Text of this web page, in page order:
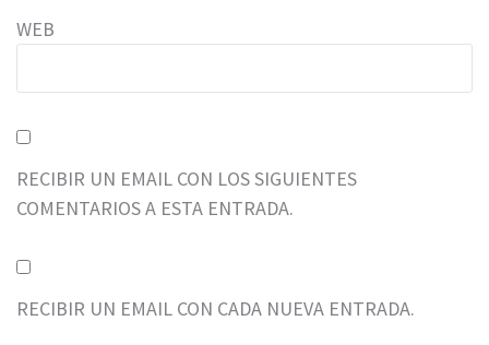
WEB
RECIBIR UN EMAIL CON LOS SIGUIENTES
COMENTARIOS A ESTA ENTRADA.
RECIBIR UN EMAIL CON CADA NUEVA ENTRADA.